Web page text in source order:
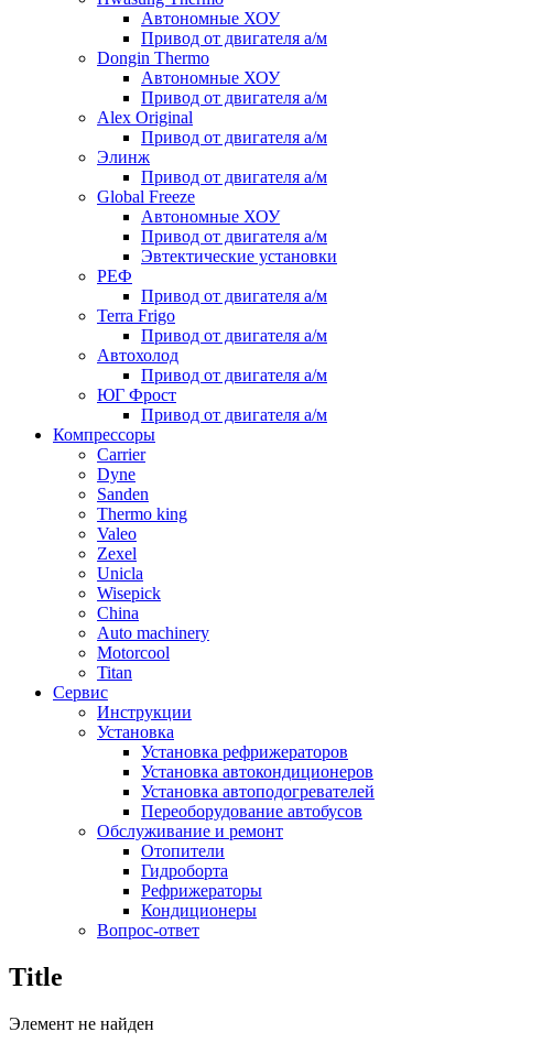
Автономные ХОУ
Привод от двигателя а/м
Dongin Thermo
Автономные ХОУ
Привод от двигателя а/м
Alex Original
Привод от двигателя а/м
Элинж
Привод от двигателя а/м
Global Freeze
Автономные ХОУ
Привод от двигателя а/м
Эвтектические установки
РЕФ
Привод от двигателя а/м
Terra Frigo
Привод от двигателя а/м
Автохолод
Привод от двигателя а/м
ЮГ Фрост
Привод от двигателя а/м
Компрессоры
Carrier
Dyne
Sanden
Thermo king
Valeo
Zexel
Unicla
Wisepick
China
Auto machinery
Motorcool
Titan
Сервис
Инструкции
Установка
Установка рефрижераторов
Установка автокондиционеров
Установка автоподогревателей
Переоборудование автобусов
Обслуживание и ремонт
Отопители
Гидроборта
Рефрижераторы
Кондиционеры
Вопрос-ответ
Title
Элемент не найден